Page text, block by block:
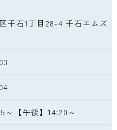
千石1丁目28-4 千石エムズ
～【午後】14:20～